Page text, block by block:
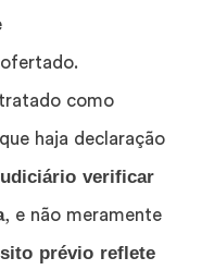
como
haja declaração
verificar
, e não meramente
prévio reflete